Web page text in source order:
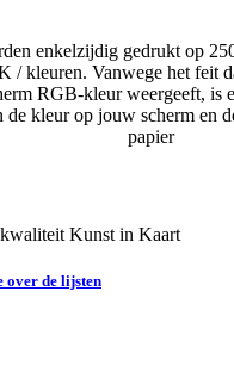
enkelzijdig gedrukt op
/ kleuren. Vanwege het feit
RGB-kleur weergeeft, is
de kleur op jouw scherm en
papier
over de lijsten